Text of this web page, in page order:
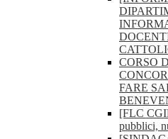
CORSO
FARE
[FLC
pubblici,